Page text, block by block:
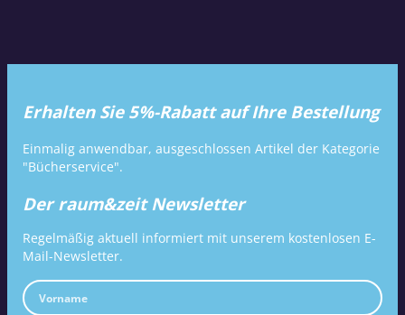
Erhalten Sie 5%-Rabatt auf Ihre Bestellung
Einmalig anwendbar, ausgeschlossen Artikel der Kategorie
"Bücherservice".
Der raum&zeit Newsletter
Regelmäßig aktuell informiert mit unserem kostenlosen E-
Mail-Newsletter.